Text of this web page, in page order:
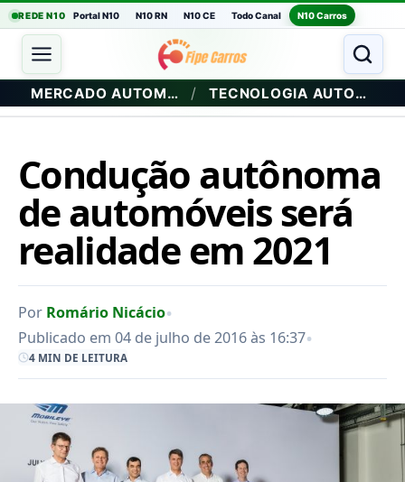
REDE N10 Portal N10 N10 RN N10 CE Todo Canal N10 Carros
MERCADO AUTOMOTIVO / TECNOLOGIA AUTOMOTIVA
Condução autônoma
de automóveis será
realidade em 2021
Por Romário Nicácio•
Publicado em 04 de julho de 2016 às 16:37•
4 MIN DE LEITURA